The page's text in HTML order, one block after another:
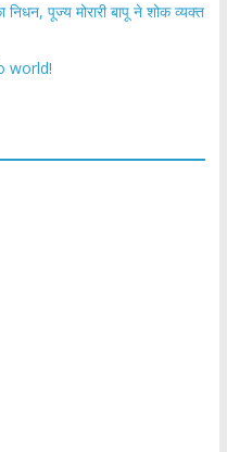
पूज्य मोरारी बापू ने शोक व्यक्त
world!